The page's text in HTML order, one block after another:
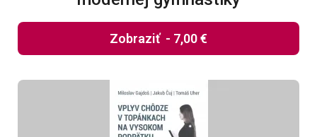
Zobraziť - 7,00 €